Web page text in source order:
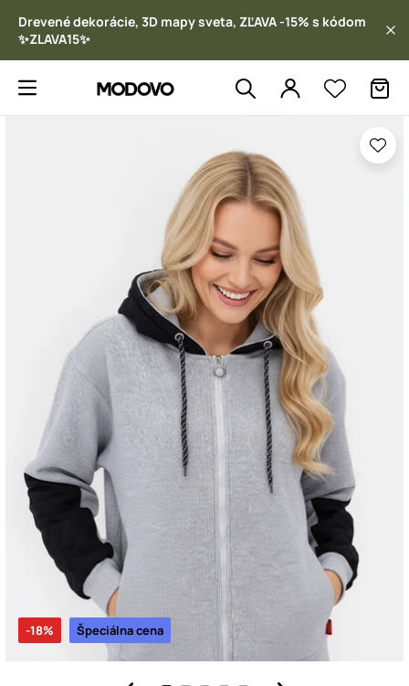
Drevené dekorácie, 3D mapy sveta, ZĽAVA -15% s kódom
✨ZLAVA15✨
-18% Špeciálna cena